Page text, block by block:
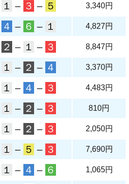
１ – ３ – ５ 3,340円
４ – ６ – １ 4,827円
２ – １ – ３ 8,847円
１ – ２ – ４ 3,370円
１ – ４ – ３ 4,483円
１ – ２ – ３ 810円
１ – ２ – ３ 2,050円
１ – ５ – ３ 7,690円
１ – ４ – ６ 1,065円